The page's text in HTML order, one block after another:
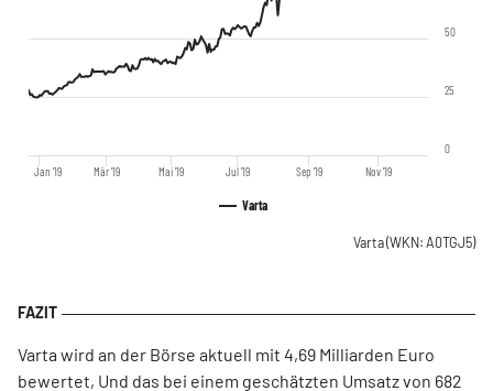
Varta
Jan '19 Mär '19 Mai '19 Jul '19 Sep '19 Nov '19
0
25
50
Varta(WKN: A0TGJ5)
Varta wird an der Börse aktuell mit 4,69 Milliarden Euro
bewertet, Und das bei einem geschätzten Umsatz von 682